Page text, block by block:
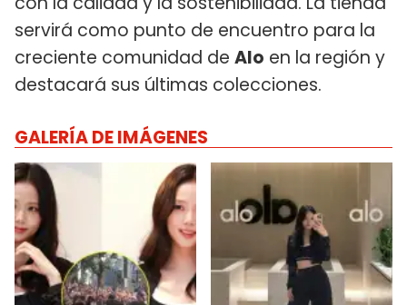
servirá como punto de encuentro para la
creciente comunidad de Alo en la región y
destacará sus últimas colecciones.
GALERÍA DE IMÁGENES